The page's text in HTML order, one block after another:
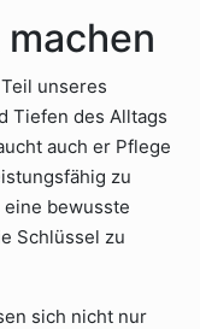
unseres
Tiefen des Alltags
auch er Pflege
zu
eine bewusste
Schlüssel zu
sich nicht nur